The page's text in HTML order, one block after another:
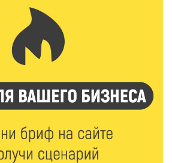
клещей: рекомендации
и текущая статистика
216
мероприятия
свыше 1900 тверских семей
детей в 2026 году